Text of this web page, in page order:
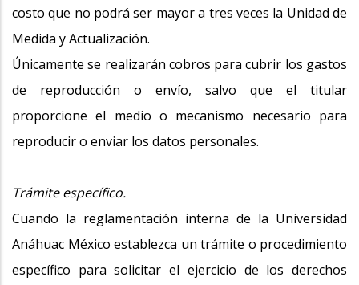
costo que no podrá ser mayor a tres veces la Unidad de
Medida y Actualización.
Únicamente se realizarán cobros para cubrir los gastos
de reproducción o envío, salvo que el titular
proporcione el medio o mecanismo necesario para
reproducir o enviar los datos personales.
Trámite específico.
Cuando la reglamentación interna de la Universidad
Anáhuac México establezca un trámite o procedimiento
específico para solicitar el ejercicio de los derechos